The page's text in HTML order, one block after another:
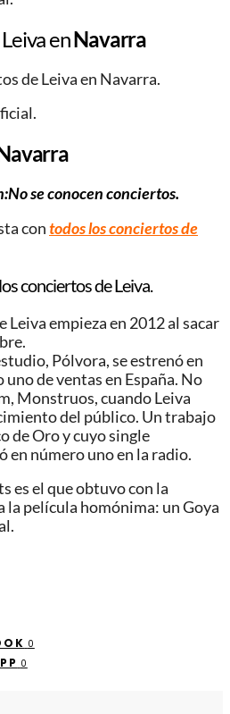
enNavarra
de Leiva en Navarra.
se conocen conciertos.
contodos los conciertos de
conciertos de Leiva.
Leiva empieza en 2012 al sacar
Pólvora, se estrenó en
de ventas en España. No
Monstruos, cuando Leiva
del público. Un trabajo
de Oro y cuyo single
en número uno en la radio.
es el que obtuvo con la
la película homónima: un Goya
0
0